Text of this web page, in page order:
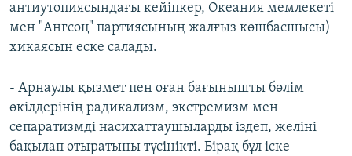
антиутопиясындағы кейіпкер, Океания мемлекеті
мен "Ангсоц" партиясының жалғыз көшбасшысы)
хикаясын еске салады.
- Арнаулы қызмет пен оған бағынышты бөлім
өкілдерінің радикализм, экстремизм мен
сепаратизмді насихаттаушыларды іздеп, желіні
бақылап отыратыны түсінікті. Бірақ бұл іске